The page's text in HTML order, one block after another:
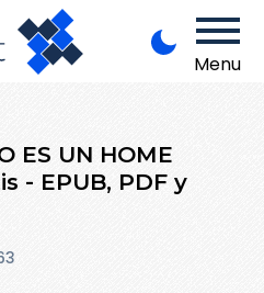
Menu
ES UN HOME
- EPUB, PDF y